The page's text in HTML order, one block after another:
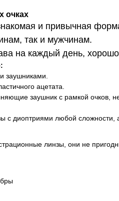
очках
и привычная
так и мужчинам.
на каждый день,
заушниками.
ацетата.
заушник с рамкой очков,
с диоптриями любой
линзы, они не